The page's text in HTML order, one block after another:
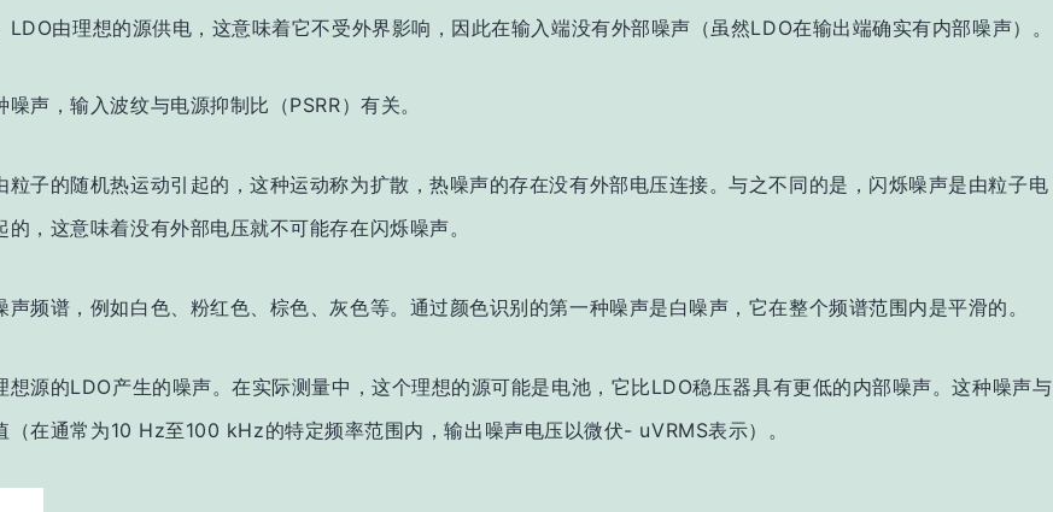
LDO由理想的源供电，这意味着它不受外界影响，因此在输入端没有外部噪声（虽然LDO在输出端确实有内部噪声）。
声，输入波纹与电源抑制比 （PSRR）有关。
子的随机热运动引起的，这种运动称为扩散，热噪声的存在没有外部电压连接。与之不同的是，闪烁噪声是由粒子电
，这意味着没有外部电压就不可能存在闪烁噪声。
频谱，例如白色、粉红色、棕色、灰色等。通过颜色识别的第一种噪声是白噪声，它在整个频谱范围内是平滑的。
源的LDO产生的噪声。在实际测量中，这个理想的源可能是电池，它比LDO稳压器具有更低的内部噪声。这种噪声与
（在通常为10 Hz至100 kHz的特定频率范围内，输出噪声电压以微伏- uVRMS表示）。